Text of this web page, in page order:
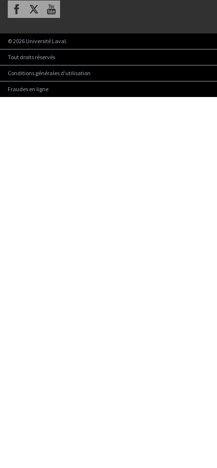
Facebook Youtube
©2026 Université Laval.
Tout droits réservés
Conditions générales d'utilisation
Fraudes en ligne